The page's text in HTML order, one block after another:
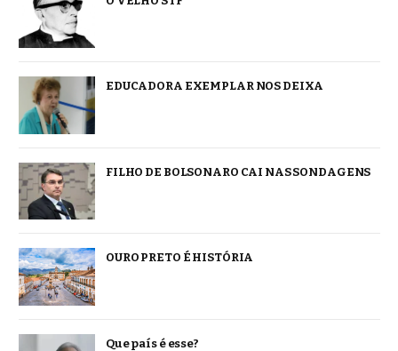
EDUCADORA EXEMPLAR NOS DEIXA
FILHO DE BOLSONARO CAI NAS SONDAGENS
OURO PRETO É HISTÓRIA
Que país é esse?